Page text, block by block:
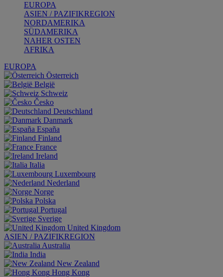
EUROPA
ASIEN / PAZIFIKREGION
NORDAMERIKA
SÜDAMERIKA
NAHER OSTEN
AFRIKA
EUROPA
Österreich
België
Schweiz
Česko
Deutschland
Danmark
España
Finland
France
Ireland
Italia
Luxembourg
Nederland
Norge
Polska
Portugal
Sverige
United Kingdom
ASIEN / PAZIFIKREGION
Australia
India
New Zealand
Hong Kong